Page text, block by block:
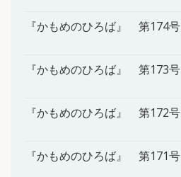
『かもめのひろば』 第174号
『かもめのひろば』 第173号
『かもめのひろば』 第172号
『かもめのひろば』 第171号